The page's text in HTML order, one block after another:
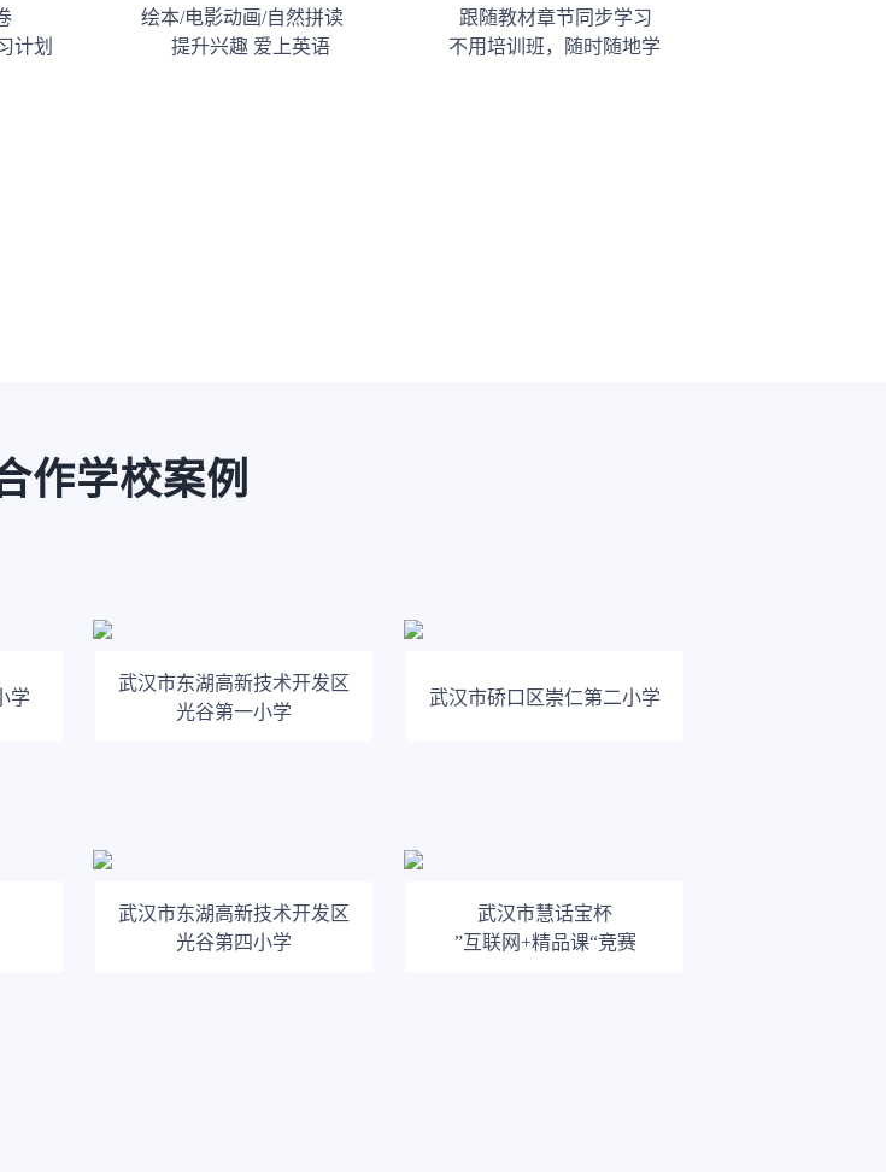
计划
绘本/电影动画/自然拼读
提升兴趣 爱上英语
跟随教材章节同步学习
不用培训班，随时随地学
作学校案例
学
武汉市东湖高新技术开发区
光谷第一小学
武汉市硚口区崇仁第二小学
武汉市东湖高新技术开发区
光谷第四小学
武汉市慧话宝杯
”互联网+精品课“竞赛